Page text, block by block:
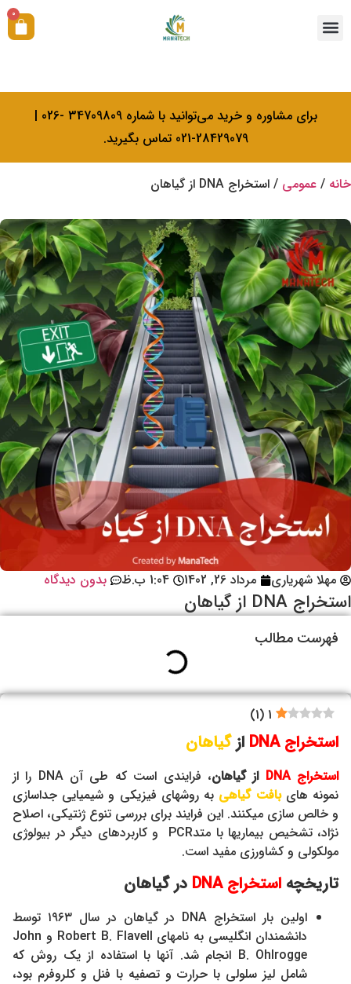
0
برای مشاوره و خرید می‌توانید با شماره 34709809 -026 |
28429079-021 تماس بگیرید.
خانه / عمومی / استخراج DNA از گیاهان
مهلا شهریاری مرداد 26, 1402 1:04 ب.ظ بدون دیدگاه
استخراج DNA از گیاهان
فهرست مطالب
1
(
1
)
استخراجDNA ازگیاهان
استخراج DNA از گیاهان
، فرایندی است که طی آن DNA را از
نمونه هایبافت گیاهی به روشهای فیزیکی و شیمیایی جداسازی
و خالص سازی میکنند. این فرایند برای بررسی تنوع ژنتیکی، اصلاح
نژاد، تشخیص بیماریها با متدPCR و کاربردهای دیگر در بیولوژی
مولکولی و کشاورزی مفید است.
تاریخچه استخراجDNA در گیاهان
اولین بار استخراج DNA در گیاهان در سال ۱۹۶۳ توسط
دانشمندان انگلیسی به نامهای Robert B. Flavell و John
B. Ohlrogge انجام شد. آنها با استفاده از یک روش که
شامل لیز سلولی با حرارت و تصفیه با فنل و کلروفرم بود،